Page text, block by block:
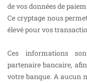
de vos données de
Ce cryptage nous
élevé pour vos
Ces informations
partenaire bancaire,
votre banque. A aucun